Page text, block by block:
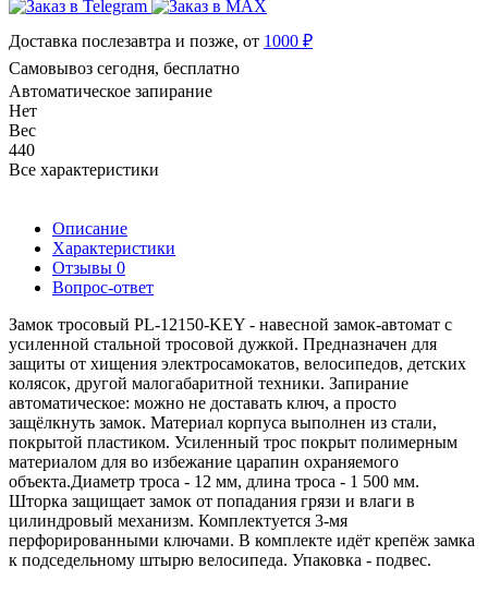
Доставка послезавтра и позже, от 1000 ₽
Самовывоз сегодня, бесплатно
Автоматическое запирание
Нет
Вес
440
Все характеристики
Описание
Характеристики
Отзывы 0
Вопрос-ответ
Замок тросовый PL-12150-KEY - навесной замок-автомат с
усиленной стальной тросовой дужкой. Предназначен для
защиты от хищения электросамокатов, велосипедов, детских
колясок, другой малогабаритной техники. Запирание
автоматическое: можно не доставать ключ, а просто
защёлкнуть замок. Материал корпуса выполнен из стали,
покрытой пластиком. Усиленный трос покрыт полимерным
материалом для во избежание царапин охраняемого
объекта.Диаметр троса - 12 мм, длина троса - 1 500 мм.
Шторка защищает замок от попадания грязи и влаги в
цилиндровый механизм. Комплектуется 3-мя
перфорированными ключами. В комплекте идёт крепёж замка
к подседельному штырю велосипеда. Упаковка - подвес.